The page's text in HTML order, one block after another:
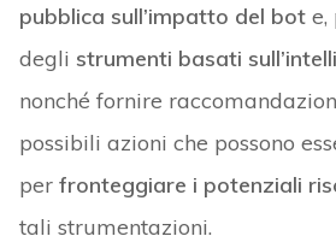
pubblica sull’impatto del bote,
degli strumenti basati
nonché fornire
possibili azioni che possono
per fronteggiare i potenziali
tali strumentazioni.